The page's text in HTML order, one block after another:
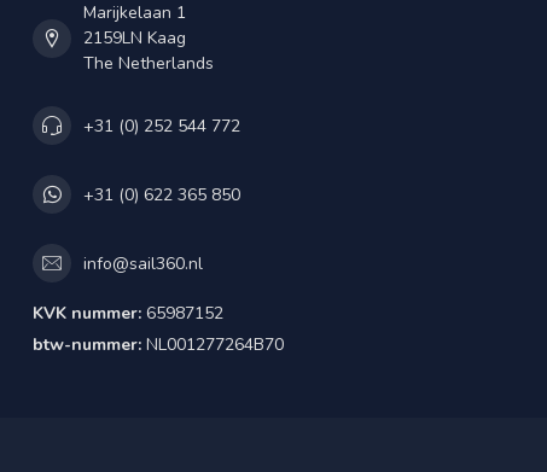
Marijkelaan 1
2159LN Kaag
The Netherlands
+31 (0) 252 544 772
+31 (0) 622 365 850
info@sail360.nl
KVK nummer: 65987152
btw-nummer: NL001277264B70